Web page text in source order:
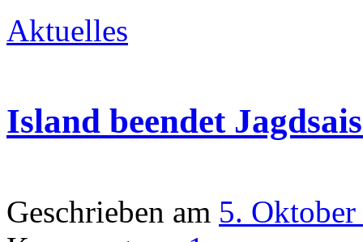
Aktuelles
Island beendet
Geschrieben am 5.